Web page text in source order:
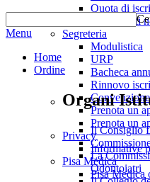
Menu
Home
Ordine
Organi
Il Consiglio
La
Odontoiatri
Quota di
Riferimenti
Segreteria
Modulistica
URP
Bacheca
Rinnovo
Prenota un
Prenota un
Privacy
Informative
Pisa Medica
Pisa Medica